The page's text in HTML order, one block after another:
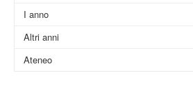
I anno
Altri anni
Ateneo